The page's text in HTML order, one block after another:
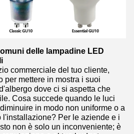
delle lampadine LED
commerciale del tuo cliente,
per mettere in mostra i suoi
dove ci si aspetta che
Cosa succede quando le luci
in modo non uniforme o a
l'installazione? Per le aziende e i
non è solo un inconveniente; è